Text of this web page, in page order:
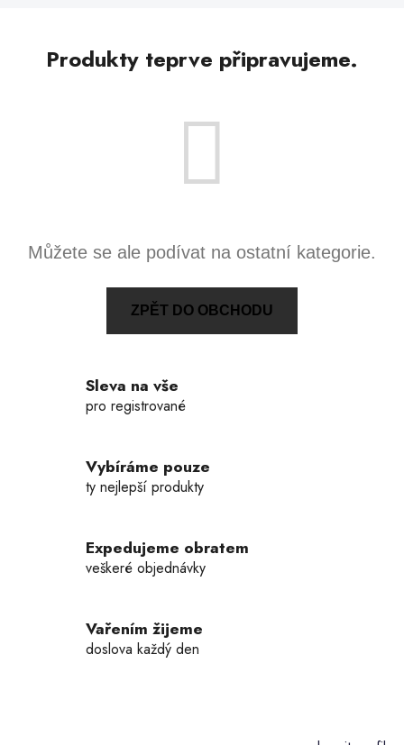
Produkty teprve připravujeme.
Můžete se ale podívat na ostatní kategorie.
ZPĚT DO OBCHODU
Sleva na vše
pro registrované
Vybíráme pouze
ty nejlepší produkty
Expedujeme obratem
veškeré objednávky
Vařením žijeme
doslova každý den